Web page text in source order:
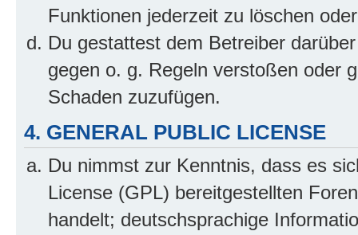
Funktionen jederzeit zu löschen
Du gestattest dem Betreiber
gegen o. g. Regeln verstoßen oder
Schaden zuzufügen.
4. GENERAL PUBLIC LICENSE
Du nimmst zur Kenntnis, dass es
License (GPL) bereitgestellten
handelt; deutschsprachige